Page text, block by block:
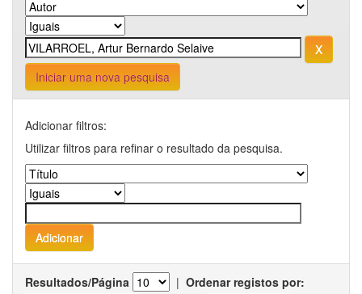
Iniciar uma nova pesquisa
Adicionar filtros:
Utilizar filtros para refinar o resultado da pesquisa.
Resultados/Página | Ordenar registos por: